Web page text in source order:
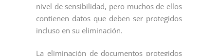
nivel de sensibilidad, pero muchos de ellos
contienen datos que deben ser protegidos
incluso en su eliminación.
La eliminación de documentos protegidos